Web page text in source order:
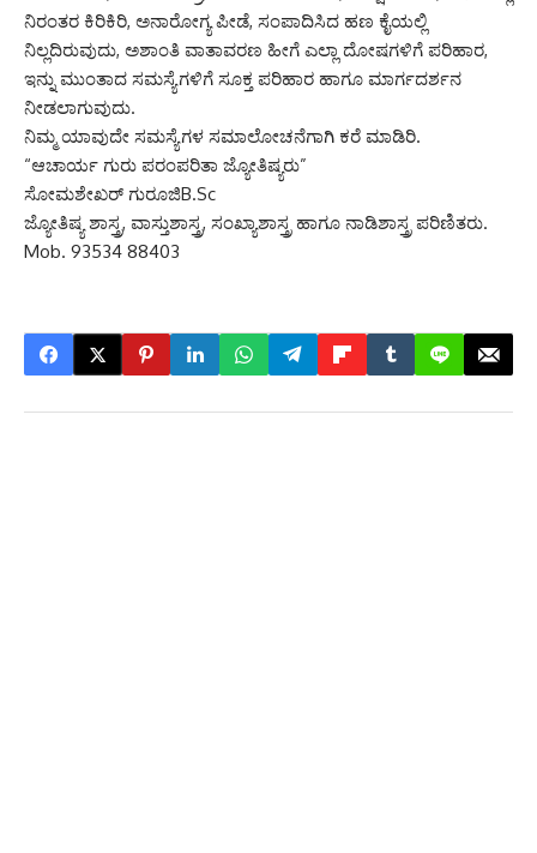
ನಿರಂತರ ಕಿರಿಕಿರಿ, ಅನಾರೋಗ್ಯ ಪೀಡೆ, ಸಂಪಾದಿಸಿದ ಹಣ ಕೈಯಲ್ಲಿ
ನಿಲ್ಲದಿರುವುದು, ಅಶಾಂತಿ ವಾತಾವರಣ ಹೀಗೆ ಎಲ್ಲಾ ದೋಷಗಳಿಗೆ ಪರಿಹಾರ,
ಇನ್ನು ಮುಂತಾದ ಸಮಸ್ಯೆಗಳಿಗೆ ಸೂಕ್ತ ಪರಿಹಾರ ಹಾಗೂ ಮಾರ್ಗದರ್ಶನ
ನೀಡಲಾಗುವುದು.
ನಿಮ್ಮ ಯಾವುದೇ ಸಮಸ್ಯೆಗಳ ಸಮಾಲೋಚನೆಗಾಗಿ ಕರೆ ಮಾಡಿರಿ.
“ಆಚಾರ್ಯ ಗುರು ಪರಂಪರಿತಾ ಜ್ಯೋತಿಷ್ಯರು”
ಸೋಮಶೇಖರ್ ಗುರೂಜಿB.Sc
ಜ್ಯೋತಿಷ್ಯ ಶಾಸ್ತ್ರ, ವಾಸ್ತುಶಾಸ್ತ್ರ, ಸಂಖ್ಯಾಶಾಸ್ತ್ರ ಹಾಗೂ ನಾಡಿಶಾಸ್ತ್ರ ಪರಿಣಿತರು.
Mob. 93534 88403